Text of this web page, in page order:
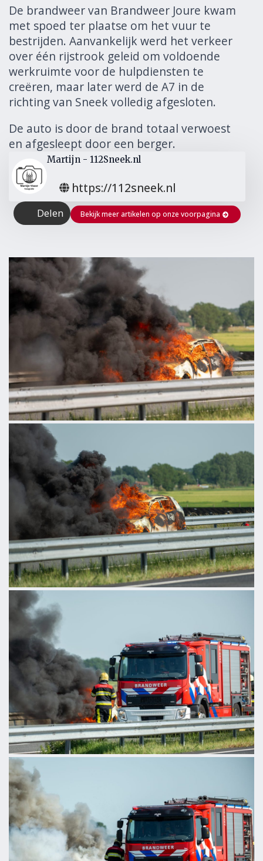
De brandweer van Brandweer Joure kwam
met spoed ter plaatse om het vuur te
bestrijden. Aanvankelijk werd het verkeer
over één rijstrook geleid om voldoende
werkruimte voor de hulpdiensten te
creëren, maar later werd de A7 in de
richting van Sneek volledig afgesloten.
De auto is door de brand totaal verwoest
en afgesleept door een berger.
Martijn - 112Sneek.nl
https://112sneek.nl
Delen Bekijk meer artikelen op onze voorpagina